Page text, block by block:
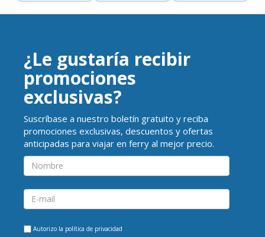
¿Le gustaría recibir
promociones
exclusivas?
Suscríbase a nuestro boletín gratuito y reciba
promociones exclusivas, descuentos y ofertas
anticipadas para viajar en ferry al mejor precio.
Autorizo la política de privacidad